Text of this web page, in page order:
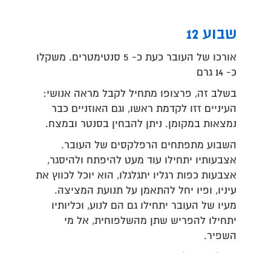
שבוע 12
אורכו של העובר כעת כ- 5 סנטימטרים. משקלו
כ- 14 גרם
בשלב זה, פרצופו מתחיל לקבל מראה אנושי:
העיניים זזו לקדמת ראשו, וגם האוזניים כבר
נמצאות במקומן. ניתן להבחין בסנטר ובמצח.
השבוע מתפתחים הרפלקסים של העובר.
אצבעותיו יתחילו עוד מעט להיפתח ולהיסגר,
אצבעות כפות רגליו יתגלגלו, הוא יוכל לכווץ את
עיניו, ופיו יחל להתאמן על תנועת המציצה.
מעיו של העובר יתחילו גם הם לנוע, וכליותיו
יתחילו להפריש שתן מהשלפוחית, אל מי
השפיר.